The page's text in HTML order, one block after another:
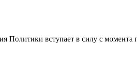
Политики вступает в силу с момента